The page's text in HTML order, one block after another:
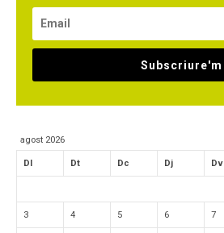
Subscriure'm
agost 2026
Dl Dt Dc Dj Dv
3 4 5 6 7